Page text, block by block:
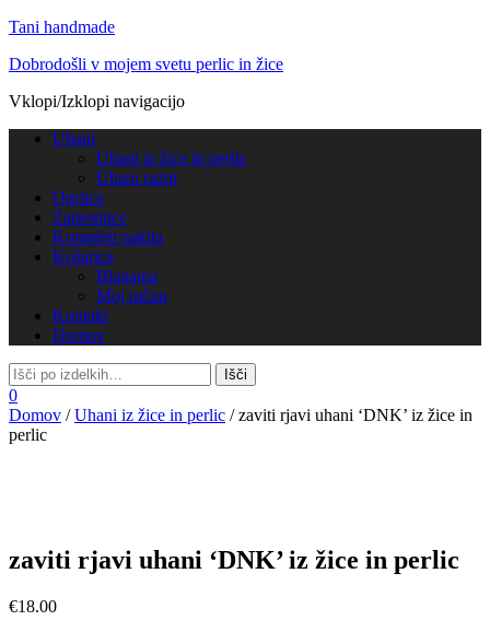
Tani handmade
Dobrodošli v mojem svetu perlic in žice
Vklopi/Izklopi navigacijo
Uhani
Uhani iz žice in perlic
Uhani razni
Ogrlice
Zapestnice
Kompleti nakita
Košarica
Blagajna
Moj račun
Kontakt
Domov
0
Domov /Uhani iz žice in perlic / zaviti rjavi uhani ‘DNK’ iz žice in
perlic
zaviti rjavi uhani ‘DNK’ iz žice in perlic
€18.00